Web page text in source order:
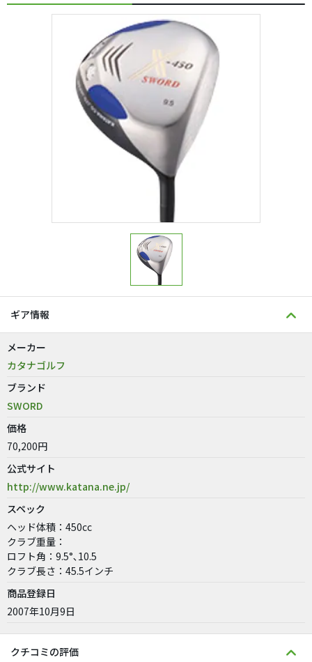
ギア情報
メーカー
カタナゴルフ
ブランド
SWORD
価格
70,200円
公式サイト
http://www.katana.ne.jp/
スペック
ヘッド体積：450cc
クラブ重量：
ロフト角：9.5°､10.5
クラブ長さ：45.5インチ
商品登録日
2007年10月9日
クチコミの評価